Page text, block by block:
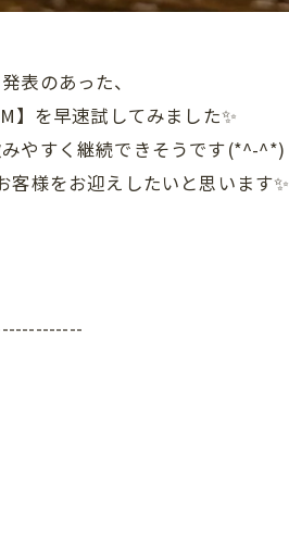
表のあった、
】を早速試してみました✨
やすく継続できそうです(*^-^*)
様をお迎えしたいと思います✨